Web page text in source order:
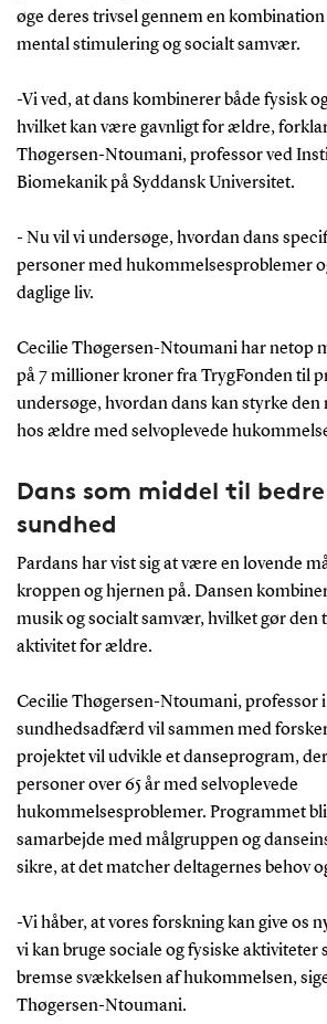
øge deres trivsel gennem en
mental stimulering og socialt samvær.
-Vi ved, at dans kombinerer både fysisk
hvilket kan være gavnligt for ældre,
Thøgersen-Ntoumani, professor ved
Biomekanik på Syddansk Universitet.
- Nu vil vi undersøge, hvordan dans
personer med hukommelsesproblemer
daglige liv.
Cecilie Thøgersen-Ntoumani har netop
på 7 millioner kroner fra TrygFonden til
undersøge, hvordan dans kan styrke
hos ældre med selvoplevede
Dans som middel til
sundhed
Pardans har vist sig at være en lovende
kroppen og hjernen på. Dansen
musik og socialt samvær, hvilket gør den
aktivitet for ældre.
Cecilie Thøgersen-Ntoumani, professor
sundhedsadfærd vil sammen med
projektet vil udvikle et danseprogram,
personer over 65 år med selvoplevede
hukommelsesproblemer. Programmet
samarbejde med målgruppen og
sikre, at det matcher deltagernes behov
-Vi håber, at vores forskning kan give os
vi kan bruge sociale og fysiske aktiviteter
bremse svækkelsen af hukommelsen,
Thøgersen-Ntoumani.